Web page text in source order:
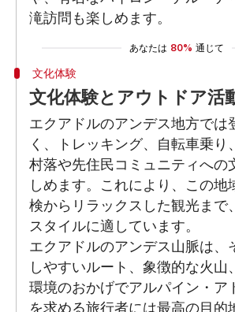
滝訪問も楽しめます。
あなたは 80% 通じて
文化体験
文化体験とアウトドア活
エクアドルのアンデス地方では
く、トレッキング、自転車乗り
村落や先住民コミュニティへの
しめます。これにより、この地
検からリラックスした観光まで
スタイルに適しています。
エクアドルのアンデス山脈は、
しやすいルート、象徴的な火山
環境のおかげでアルパイン・ア
を求める旅行者には最高の目的